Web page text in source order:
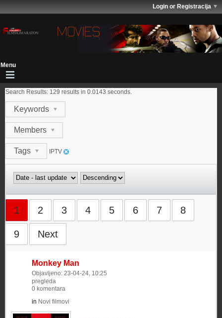
Login or Registracija
Search Results: 129 results in 0.0143 seconds.
Keywords
Members
Tags IPTV
1 2 3 4 5 6 7 8
9 Next
Monkey Man
Objavljeno: 23-04-24, 10:25
pregleda
0 komentara
in Novi filmovi